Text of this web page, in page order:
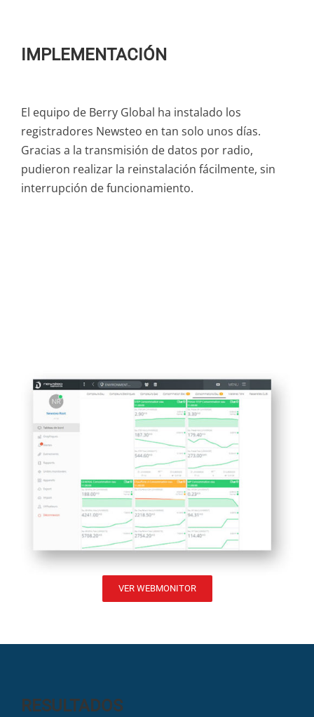
IMPLEMENTACIÓN
El equipo de Berry Global ha instalado los
registradores Newsteo en tan solo unos días.
Gracias a la transmisión de datos por radio,
pudieron realizar la reinstalación fácilmente, sin
interrupción de funcionamiento.
VER WEBMONITOR
RESULTADOS